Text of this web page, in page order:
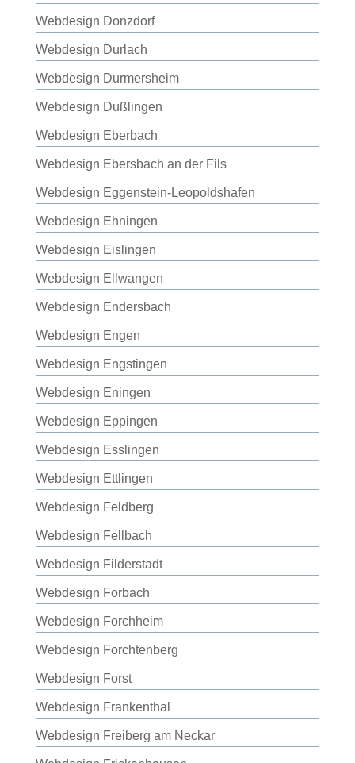
Webdesign Donzdorf
Webdesign Durlach
Webdesign Durmersheim
Webdesign Dußlingen
Webdesign Eberbach
Webdesign Ebersbach an der Fils
Webdesign Eggenstein-Leopoldshafen
Webdesign Ehningen
Webdesign Eislingen
Webdesign Ellwangen
Webdesign Endersbach
Webdesign Engen
Webdesign Engstingen
Webdesign Eningen
Webdesign Eppingen
Webdesign Esslingen
Webdesign Ettlingen
Webdesign Feldberg
Webdesign Fellbach
Webdesign Filderstadt
Webdesign Forbach
Webdesign Forchheim
Webdesign Forchtenberg
Webdesign Forst
Webdesign Frankenthal
Webdesign Freiberg am Neckar